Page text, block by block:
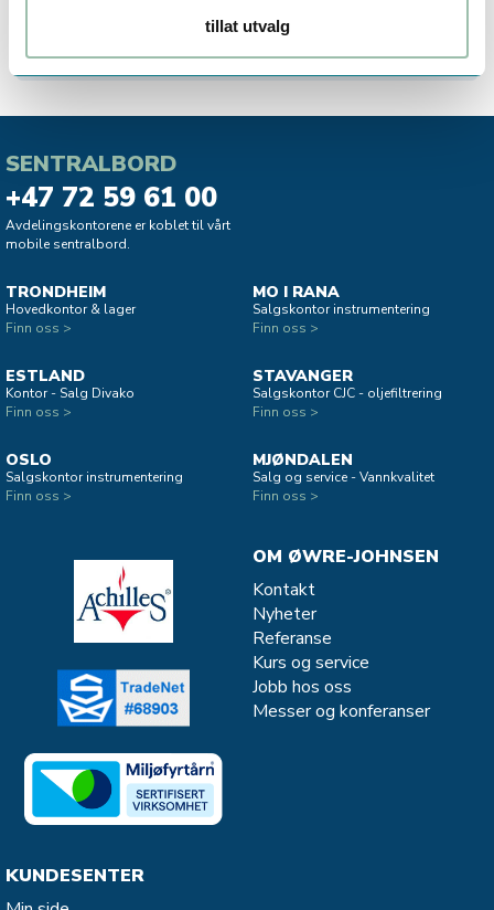
tillat utvalg
Trykklasse: MAP16
SENTRALBORD
+47 72 59 61 00
Avdelingskontorene er koblet til vårt
mobile sentralbord.
TRONDHEIM
Hovedkontor & lager
Finn oss >
ESTLAND
Kontor - Salg Divako
Finn oss >
OSLO
Salgskontor instrumentering
Finn oss >
MO I RANA
Salgskontor instrumentering
Finn oss >
STAVANGER
Salgskontor CJC - oljefiltrering
Finn oss >
MJØNDALEN
Salg og service - Vannkvalitet
Finn oss >
OM ØWRE-JOHNSEN
Kontakt
Nyheter
Referanse
Kurs og service
Jobb hos oss
Messer og konferanser
KUNDESENTER